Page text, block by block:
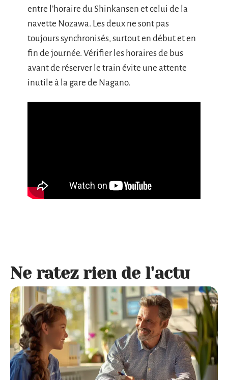
entre l’horaire du Shinkansen et celui de la
navette Nozawa. Les deux ne sont pas
toujours synchronisés, surtout en début et en
fin de journée. Vérifier les horaires de bus
avant de réserver le train évite une attente
inutile à la gare de Nagano.
Ne ratez rien de l'actu